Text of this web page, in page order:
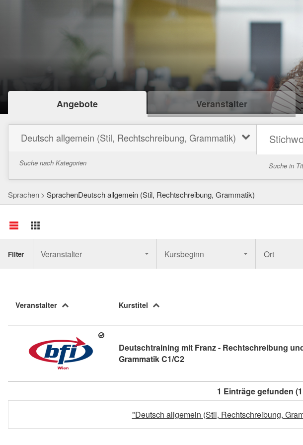
Angebote Veranstalter
Deutsch allgemein (Stil, Rechtschreibung, Grammatik)
Suche nach Kategorien Suche in
Sprachen SprachenDeutsch allgemein (Stil, Rechtschreibung, Grammatik)
Filter Veranstalter Kursbeginn Ort
Veranstalter Kurstitel
Deutschtraining mit Franz - Rechtschreibung
Grammatik C1/C2Kursdetail: Deutschtraining mit
1 Einträge gefunden
"Deutsch allgemein (Stil, Rechtschreibung,